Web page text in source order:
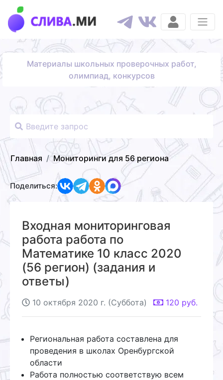
Материалы школьных проверочных работ,
олимпиад, конкурсов
Главная Мониторинги для 56 региона
Поделиться:
Входная мониторинговая
работа работа по
Математике 10 класс 2020
(56 регион) (задания и
ответы)
10 октября 2020 г. (Суббота) 120 руб.
Региональная работа составлена для
проведения в школах Оренбургской
области
Работа полностью соответствую всем